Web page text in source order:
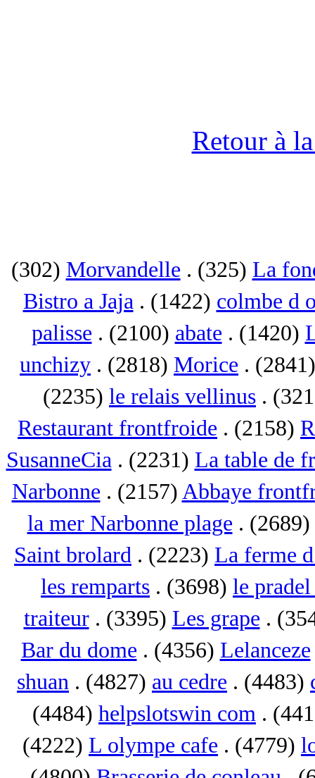
Retour à
(302) Morvandelle . (325) La
Bistro a Jaja. (1422) colmbe d
palisse . (2100) abate . (1420)
unchizy . (2818) Morice .
(2235) le relais vellinus .
Restaurant frontfroide . (2158)
SusanneCia. (2231) La table de
Narbonne . (2157) Abbaye
la mer Narbonne plage . (2689)
Saint brolard . (2223) La ferme
les remparts . (3698) le
traiteur. (3395) Les grape .
Bar du dome . (4356) Lelanceze
shuan . (4827) au cedre . (4483)
(4484) helpslotswin com .
(4222) L olympe cafe . (4779)